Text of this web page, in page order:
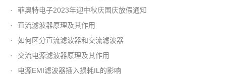
·
菲奥特电子2023年迎中秋庆国庆放假通知
·
直流滤波器原理及其作用
·
如何区分直流滤波器和交流滤波器
·
交流电源滤波器原理及其作用
·
电源EMI滤波器插入损耗IL的影响